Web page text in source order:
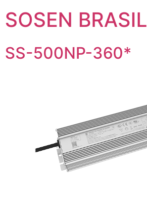
SOSEN BRASIL
SS-500NP-360*